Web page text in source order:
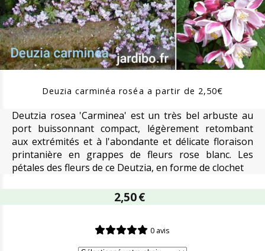
Deuzia carminéa roséa a partir de 2,50€
Deutzia rosea 'Carminea' est un très bel arbuste au
port buissonnant compact, légèrement retombant
aux extrémités et à l'abondante et délicate floraison
printanière en grappes de fleurs rose blanc. Les
pétales des fleurs de ce Deutzia, en forme de clochet
2,50€
0 avis